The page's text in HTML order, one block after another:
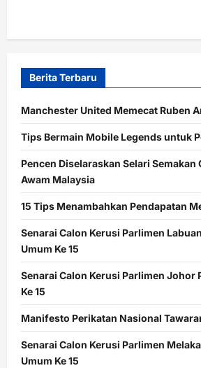
Berita Terbaru
Manchester United Memecat Ruben
Tips Bermain Mobile Legends untuk
Pencen Diselaraskan Selari Semakan
Awam Malaysia
15 Tips Menambahkan Pendapatan
Senarai Calon Kerusi Parlimen
Umum Ke 15
Senarai Calon Kerusi Parlimen Johor
Ke 15
Manifesto Perikatan Nasional
Senarai Calon Kerusi Parlimen
Umum Ke 15